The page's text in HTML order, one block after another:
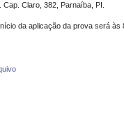
Cap. Claro, 382, Parnaíba, PI.
da aplicação da prova será